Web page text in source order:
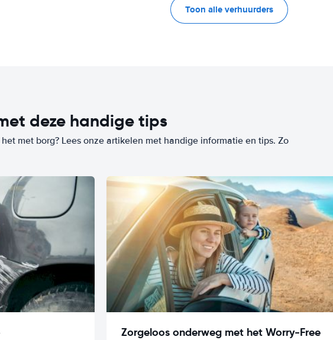
Toon alle verhuurders
deze handige tips
met borg? Lees onze artikelen met handige informatie en tips. Zo
Zorgeloos onderweg met het Worry-Free